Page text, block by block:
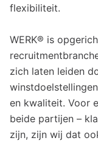
flexibiliteit.
WERK® is
zich laten leiden
en kwaliteit. Voor
beide partijen –
zijn, zijn wij dat